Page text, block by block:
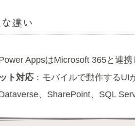
違い
AppsはMicrosoft 365と連
ト対応：モバイルで動作するUI
、SharePoint、SQL